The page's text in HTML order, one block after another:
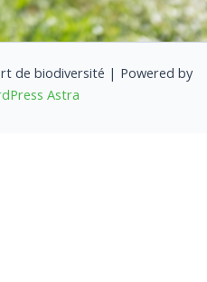
de biodiversité | Powered by
Astra